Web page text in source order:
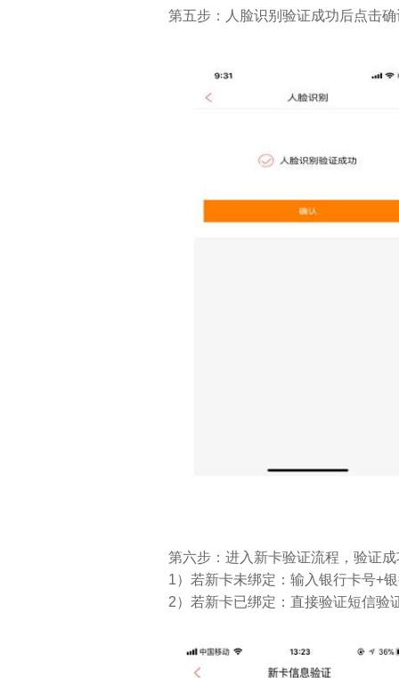
第五步：人脸识别验证成功后点击
第六步：进入新卡验证流程，验证
1）若新卡未绑定：输入银行卡号+
2）若新卡已绑定：直接验证短信验